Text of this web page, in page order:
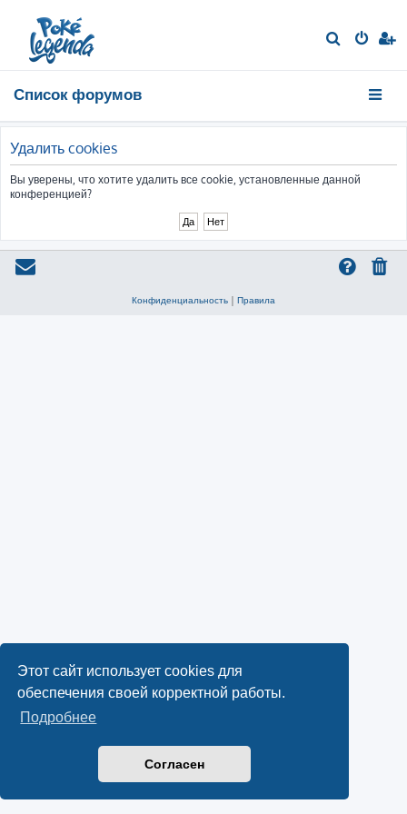
Этот сайт использует cookies для
обеспечения своей корректной работы.
Подробнее
Согласен
к
Список форумов
Удалить cookies
Вы уверены, что хотите удалить все cookie, установленные данной
конференцией?
Конфиденциальность | Правила